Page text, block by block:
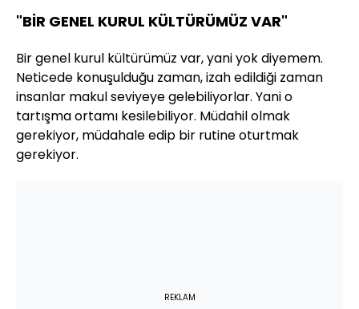
"BİR GENEL KURUL KÜLTÜRÜMÜZ VAR"
Bir genel kurul kültürümüz var, yani yok diyemem.
Neticede konuşulduğu zaman, izah edildiği zaman
insanlar makul seviyeye gelebiliyorlar. Yani o
tartışma ortamı kesilebiliyor. Müdahil olmak
gerekiyor, müdahale edip bir rutine oturtmak
gerekiyor.
REKLAM